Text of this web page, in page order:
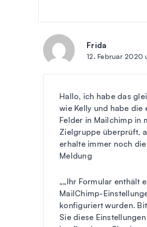
Frida
12. Februar 2020
Hallo, ich habe das
wie Kelly und habe die
Felder in Mailchimp in
Zielgruppe überprüft,
erhalte immer noch
Meldung
„„Ihr Formular enthält
MailChimp-
konfiguriert wurden.
Sie diese